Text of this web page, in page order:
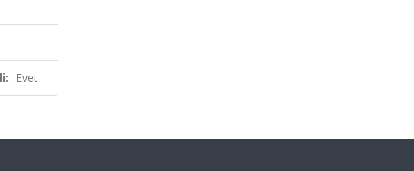
Evet